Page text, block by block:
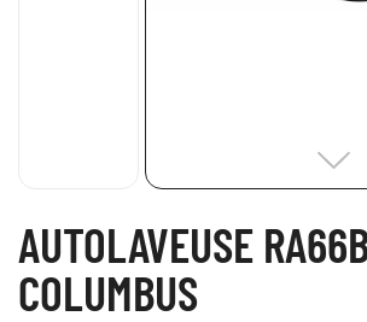
AUTOLAVEUSE
COLUMBUS